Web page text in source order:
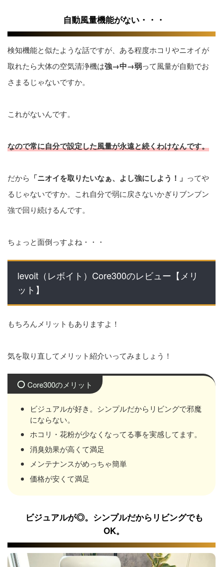
自動風量機能がない・・・
検知機能と似たような話ですが、ある程度ホコリやニオイが
取れたら大体の空気清浄機は強→中→弱って風量が自動でお
さまるじゃないですか。
これがないんです。
なので常に自分で設定した風量が永遠と続くわけなんです。
だから 「ニオイを取りたいなぁ、よし強にしよう！」 ってや
るじゃないですか。これ自分で弱に戻さないかぎりブンブン
強で回り続けるんです。
ちょっと面倒っすよね・・・
levoit（レボイト）Core300のレビュー【メリ
ット】
もちろんメリットもありますよ！
気を取り直してメリット紹介いってみましょう！
Core300のメリット
ビジュアルが好き。シンプルだからリビングで邪魔
にならない。
ホコリ・花粉が少なくなってる事を実感してます。
消臭効果が高くて満足
メンテナンスがめっちゃ簡単
価格が安くて満足
ビジュアルが◎。シンプルだからリビングでも
OK。